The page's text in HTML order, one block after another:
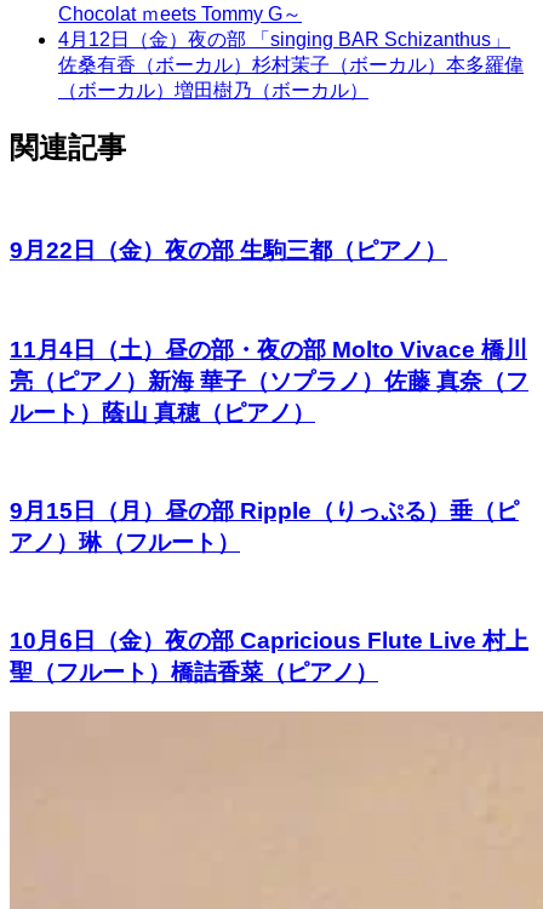
Chocolat ｍeets Tommy G～
4月12日（金）夜の部 「singing BAR Schizanthus」
佐桑有香（ボーカル）杉村茉子（ボーカル）本多羅偉
（ボーカル）増田樹乃（ボーカル）
関連記事
9月22日（金）夜の部 生駒三都（ピアノ）
11月4日（土）昼の部・夜の部 Molto Vivace 橋川
亮（ピアノ）新海 華子（ソプラノ）佐藤 真奈（フ
ルート）蔭山 真穂（ピアノ）
9月15日（月）昼の部 Ripple（りっぷる）垂（ピ
アノ）琳（フルート）
10月6日（金）夜の部 Capricious Flute Live 村上
聖（フルート）橋詰香菜（ピアノ）